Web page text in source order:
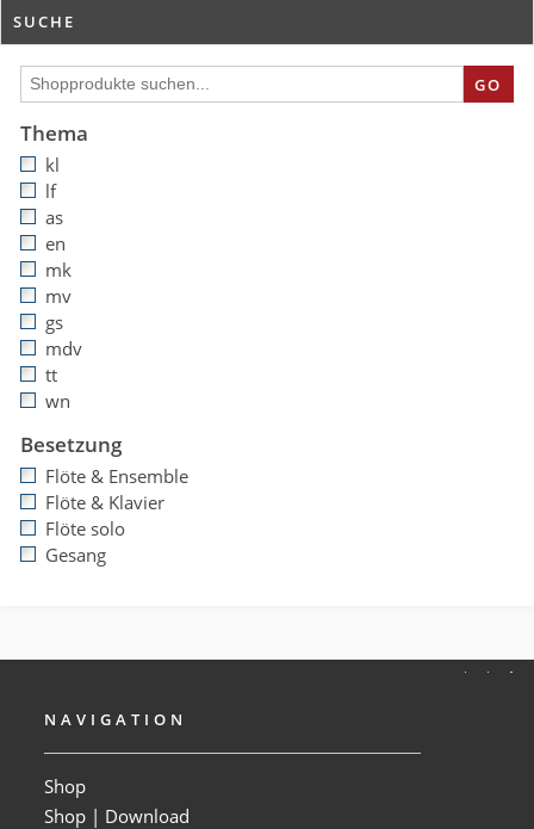
SUCHE
GO
Thema
kl
lf
as
en
mk
mv
gs
mdv
tt
wn
Besetzung
Flöte & Ensemble
Flöte & Klavier
Flöte solo
Gesang
NAVIGATION
Shop
Shop | Download